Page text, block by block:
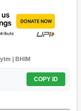
| BHIM
COPY ID